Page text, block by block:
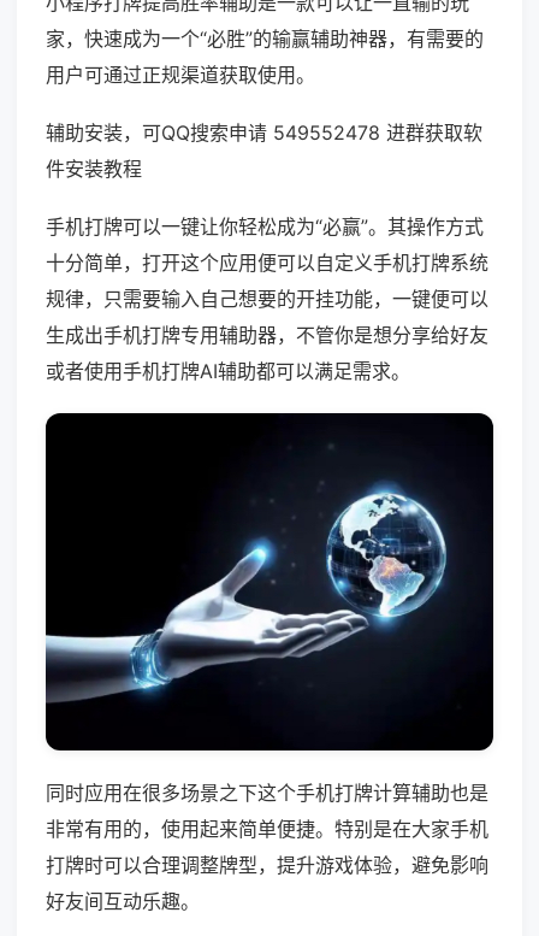
家，快速成为一个“必胜”的输赢辅助神器，有需要的
用户可通过正规渠道获取使用。
辅助安装，可QQ搜索申请 549552478 进群获取软
件安装教程
手机打牌可以一键让你轻松成为“必赢”。其操作方式
十分简单，打开这个应用便可以自定义手机打牌系统
规律，只需要输入自己想要的开挂功能，一键便可以
生成出手机打牌专用辅助器，不管你是想分享给好友
或者使用手机打牌AI辅助都可以满足需求。
同时应用在很多场景之下这个手机打牌计算辅助也是
非常有用的，使用起来简单便捷。特别是在大家手机
打牌时可以合理调整牌型，提升游戏体验，避免影响
好友间互动乐趣。